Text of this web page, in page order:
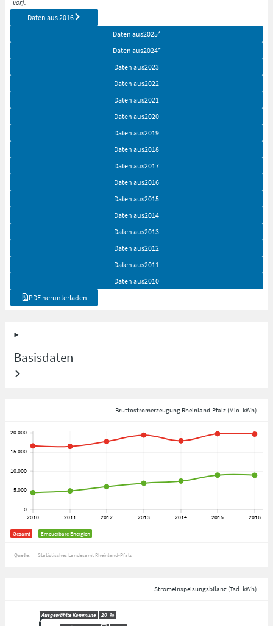
vor).
Daten aus2016
Daten aus2025*
Daten aus2024*
Daten aus2023
Daten aus2022
Daten aus2021
Daten aus2020
Daten aus2019
Daten aus2018
Daten aus2017
Daten aus2016
Daten aus2015
Daten aus2014
Daten aus2013
Daten aus2012
Daten aus2011
Daten aus2010
PDF herunterladen
Basisdaten
Bruttostromerzeugung Rheinland-Pfalz (Mio. kWh)
Gesamt Erneuerbare Energien
Quelle: Statistisches Landesamt Rheinland-Pfalz
Stromeinspeisungsbilanz (Tsd. kWh)
Ausgewählte Kommune 20 %